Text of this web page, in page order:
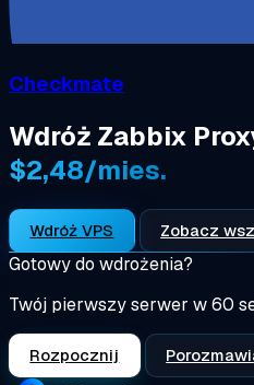
Checkmate
Wdróż Zabbix
$2,48/mies.
Wdróż VPS Zobacz
Gotowy do wdrożenia?
Twój pierwszy serwer w 60
Rozpocznij